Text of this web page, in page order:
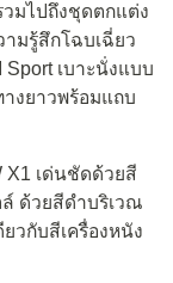
วมไปถึงชุดตกแต่ง
มรู้สึกโฉบเฉี่ยว
เบาะนั่งแบบ
งยาวพร้อมแถบ
เด่นชัดด้วยสี
ด้วยสีดำบริเวณ
วกับสีเครื่องหนัง